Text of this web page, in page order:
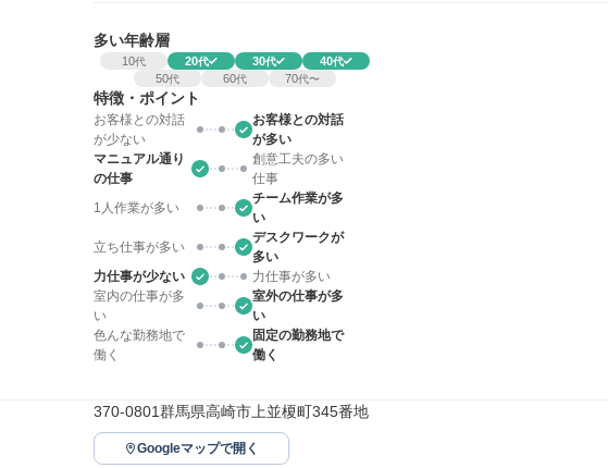
多い年齢層
10代 20代 30代 40代
50代 60代 70代〜
特徴・ポイント
お客様との対話
が少ない
お客様との対話
が多い
マニュアル通り
の仕事
創意工夫の多い
仕事
1人作業が多い
チーム作業が多
い
立ち仕事が多い
デスクワークが
多い
力仕事が少ない
力仕事が多い
室内の仕事が多
い
室外の仕事が多
い
色んな勤務地で
働く
固定の勤務地で
働く
370-0801群馬県高崎市上並榎町345番地
Googleマップで開く